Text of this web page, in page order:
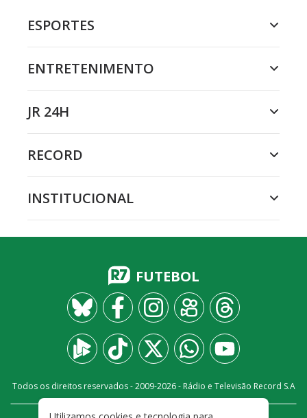
ESPORTES
ENTRETENIMENTO
JR 24H
RECORD
INSTITUCIONAL
FUTEBOL
Todos os direitos reservados - 2009-2026- Rádio e Televisão Record S.A